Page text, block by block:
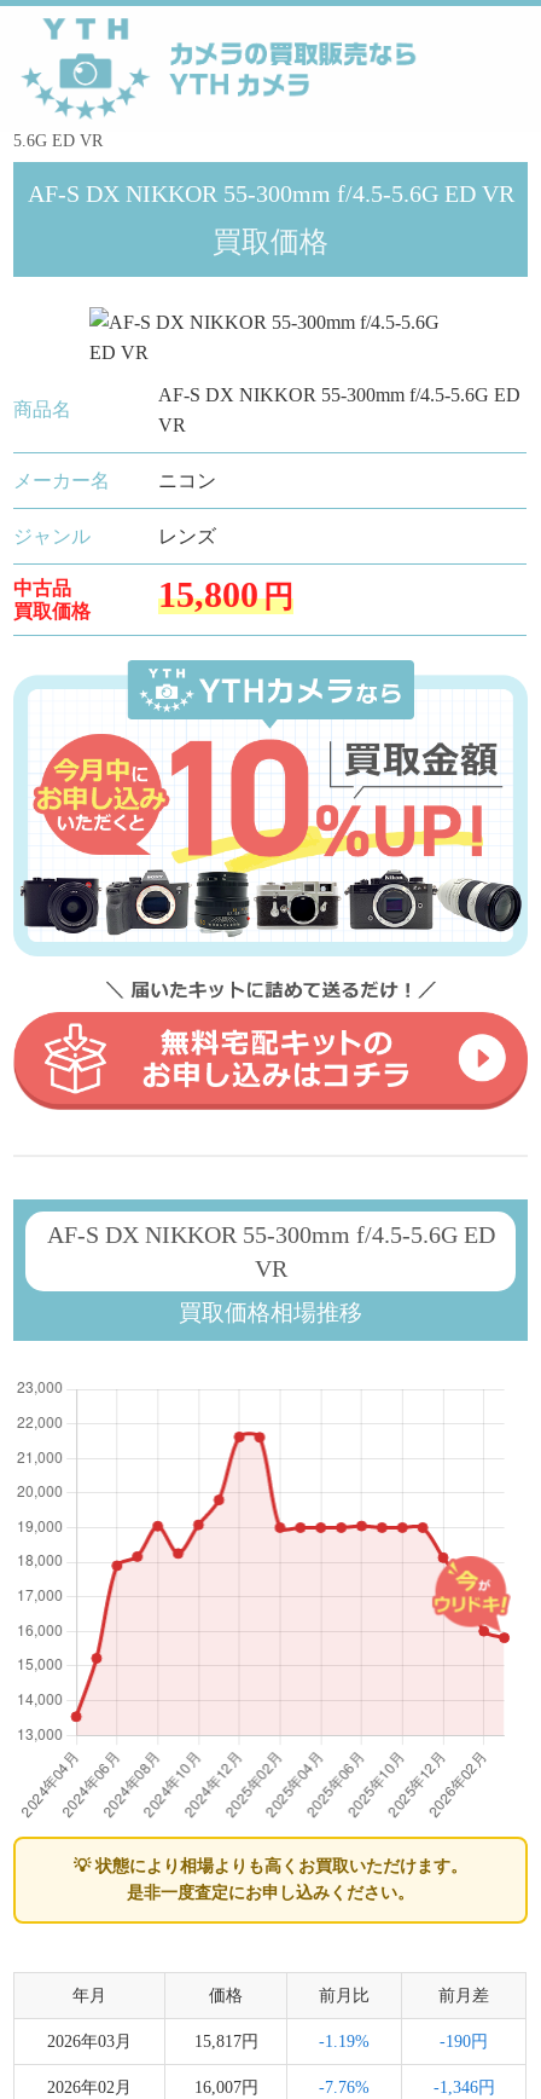
YTHカメラ >
5.6G ED VR
AF-S DX NIKKOR 55-300mm f/4.5-5.6G ED VR
買取価格
商品名
AF-S DX NIKKOR 55-300mm f/4.5-5.6G ED
VR
メーカー名 ニコン
ジャンル レンズ
中古品
買取価格
15,800円
AF-S DX NIKKOR 55-300mm f/4.5-5.6G ED
VR
買取価格相場推移
💡 状態により相場よりも高くお買取いただけます。
是非一度査定にお申し込みください。
年月 価格 前月比 前月差
2026年03月 15,817円 -1.19% -190円
2026年02月 16,007円 -7.76% -1,346円